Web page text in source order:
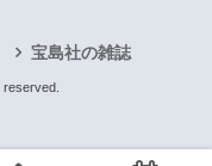
宝島社の雑誌